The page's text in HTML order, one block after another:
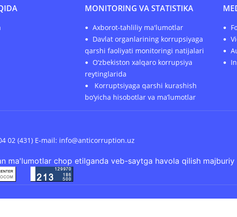
MONITORING VA STATISTIKA
Axborot-tahliliy ma'lumotlar
Davlat organlarining korrupsiyaga
qarshi faoliyati monitoringi natijalari
O‘zbekiston xalqaro korrupsiya
reytinglarida
Korruptsiyaga qarshi kurashish
bo‘yicha hisobotlar va ma’lumotlar
02 (431) E-mail: info@anticorruption.uz
ma'lumotlar chop etilganda veb-saytga havola qilish majburiy